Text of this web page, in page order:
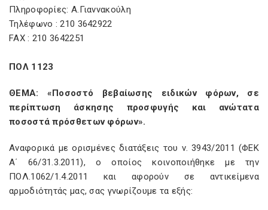
Πληροφορίες: Α.Γιαννακούλη
Τηλέφωνο : 210 3642922
FAX : 210 3642251
ΠΟΛ 1123
ΘΕΜΑ: «Ποσοστό βεβαίωσης ειδικών φόρων, σε
περίπτωση άσκησης προσφυγής και ανώτατα
ποσοστά πρόσθετων φόρων».
Αναφορικά με ορισμένες διατάξεις του ν. 3943/2011 (ΦΕΚ
Α΄ 66/31.3.2011), ο οποίος κοινοποιήθηκε με την
ΠΟΛ.1062/1.4.2011 και αφορούν σε αντικείμενα
αρμοδιότητάς μας, σας γνωρίζουμε τα εξής: